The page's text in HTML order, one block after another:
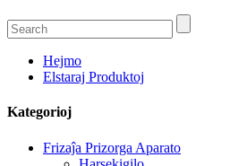
Hejmo
Elstaraj Produktoj
Kategorioj
Frizaĵa Prizorga Aparato